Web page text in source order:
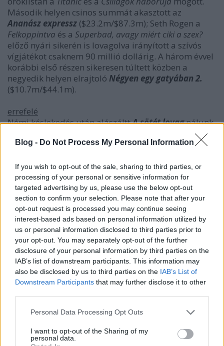
Blog - Do Not Process My Personal Information
If you wish to opt-out of the sale, sharing to third parties, or
processing of your personal or sensitive information for
targeted advertising by us, please use the below opt-out
section to confirm your selection. Please note that after your
opt-out request is processed you may continue seeing
interest-based ads based on personal information utilized by
us or personal information disclosed to third parties prior to
your opt-out. You may separately opt-out of the further
disclosure of your personal information by third parties on the
IAB’s list of downstream participants. This information may
also be disclosed by us to third parties on the IAB’s List of
Downstream Participants that may further disclose it to other
Please note that this website/app uses one or more Google
not limited to your visit or usage behaviour. You may click to
grant or deny consent to Google and its third-party tags to
Personal Data Processing Opt Outs
I want to opt-out of the Sharing of my
personal data.
Második helyen csinos summát akasztott az
Ananász expressz ($23.2m/$87.3m); Seth Rogen a
Felkoppintva és a Superbad, avagy miért ciki a szex?
előző nyári sikerén is lovagolva irányított a szívós
vígjátékot csaknem 90 millió dollárig. A három évvel
korábbi első részen sikeresen túltett közben a
negyedik helyen elrajtoló Négyen egy gatyában 2.
($10.7m/$44.1m).
errefelé
Némi késlekedés után alászálttA sötét lovagnálunk
ezelőtt a 60.000 nézős bemutatkozás még annak
Kezdődik!komplett látógatószámának 68%-a így
már zsebben is volt, és a remek visszhang nálunk is
kitartó célponttá tette a denevérembert, míg végül
225.000-en fordultak meg nézőterein; ennél többen
a korábbi Batman-filmek közül csak az 1989-est
látták.
15 éve...
odaát
Augusztus második hétvégéje két kasszasikert is
termett. Az élre aS.W.A.T. - Különleges kommandó
($37.1m/$116.9m) robbant be, azaz olyan időket
éltünk, amikor egy Colin Farrell főszereplésével
készült film még pénzt tudott termelni. Az akciófilm
szép diverz volt, csaj is keménykedett benne, szóval
egy folytatás mellett szólt volna igazán minden,
mégsem valósult meg - pedig a Sonynak nagy